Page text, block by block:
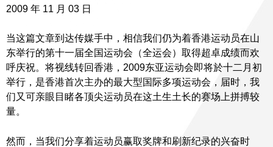
2009 年 11 月 03 日
当这篇文章到达传媒手中，相信我们仍为着香港运动员在山
东举行的第十一届全国运动会（全运会）取得超卓成绩而欢
呼庆祝。将视线转回香港，2009东亚运动会即将於十二月初
举行，是香港首次主办的最大型国际多项运动会，届时，我
们又可亲眼目睹各顶尖运动员在这土生土长的赛场上拼搏较
量。
然而，当我们分享着运动员赢取奖牌和刷新纪录的兴奋时